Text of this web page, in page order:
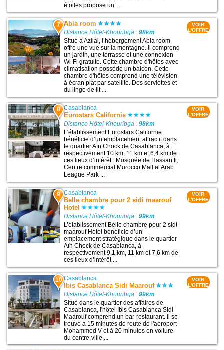
étoiles propose un ...
7 Abla room
Distance Hôtel-Khouribga :98km
Situé à Azilal, l’hébergement Abla room
offre une vue sur la montagne. Il comprend
un jardin, une terrasse et une connexion
Wi-Fi gratuite. Cette chambre d'hôtes avec
climatisation possède un balcon. Cette
chambre d'hôtes comprend une télévision
à écran plat par satellite. Des serviettes et
du linge de lit ...
VOIR
L'OFFRE
8 Casablanca
Eurostars Californie
Distance Hôtel-Khouribga :98km
L’établissement Eurostars Californie
bénéficie d’un emplacement attractif dans
le quartier Aïn Chock de Casablanca, à
respectivement 10 km, 11 km et 6,4 km de
ces lieux d’intérêt : Mosquée de Hassan Ii,
Centre commercial Morocco Mall et Arab
League Park ...
VOIR
L'OFFRE
9 Casablanca
Belle chambre pour 2 sidi maarouf
Hotel
Distance Hôtel-Khouribga :99km
L’établissement Belle chambre pour 2 sidi
maarouf Hotel bénéficie d’un
emplacement stratégique dans le quartier
Aïn Chock de Casablanca, à
respectivement 9,1 km, 11 km et 7,6 km de
ces lieux d’intérêt ...
VOIR
L'OFFRE
10 Casablanca
Ibis Casablanca Sidi Maarouf
Distance Hôtel-Khouribga :99km
Situé dans le quartier des affaires de
Casablanca, l'hôtel Ibis Casablanca Sidi
Maarouf comprend un bar-restaurant. Il se
trouve à 15 minutes de route de l'aéroport
Mohammed V et à 20 minutes en voiture
du centre-ville ...
VOIR
L'OFFRE